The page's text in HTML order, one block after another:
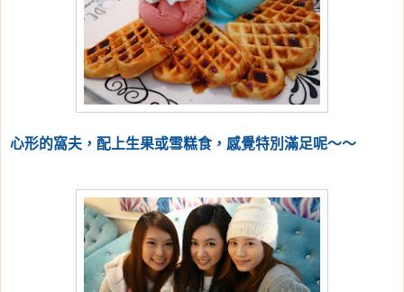
心形的窩夫，配上生果或雪糕食，感覺特別滿足呢～～